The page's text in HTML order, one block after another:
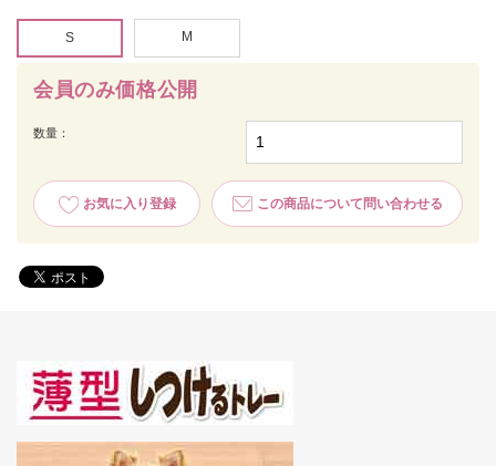
会員のみ価格公開
数量：
お気に入り登録 この商品について問い合わせる
S M